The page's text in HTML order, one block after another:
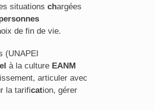
situations chargées
oix de fin de vie.
(UNAPEI
à la culture EANM
articuler avec
la tarification, gérer